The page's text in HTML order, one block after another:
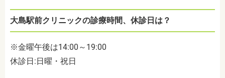
大島駅前クリニックの診療時間、休診日は？
※金曜午後は14:00～19:00
休診日: 日曜・祝日